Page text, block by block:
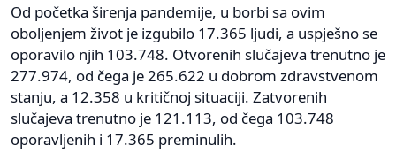
Od početka širenja pandemije, u borbi sa ovim
oboljenjem život je izgubilo 17.365 ljudi, a uspješno se
oporavilo njih 103.748. Otvorenih slučajeva trenutno je
277.974, od čega je 265.622 u dobrom zdravstvenom
stanju, a 12.358 u kritičnoj situaciji. Zatvorenih
slučajeva trenutno je 121.113, od čega 103.748
oporavljenih i 17.365 preminulih.